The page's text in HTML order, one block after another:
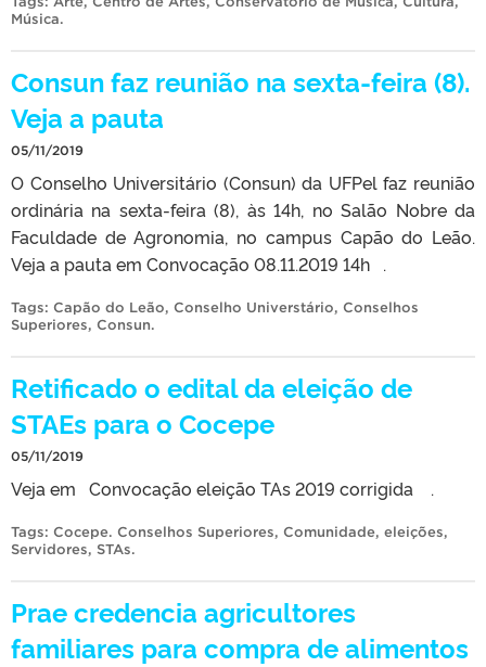
Música.
Consun faz reunião na sexta-feira (8).
Veja a pauta
05/11/2019
O Conselho Universitário (Consun) da UFPel faz reunião
ordinária na sexta-feira (8), às 14h, no Salão Nobre da
Faculdade de Agronomia, no campus Capão do Leão.
Veja a pauta em Convocação 08.11.2019 14h .
Tags: Capão do Leão, Conselho Universtário, Conselhos
Superiores, Consun.
Retificado o edital da eleição de
STAEs para o Cocepe
05/11/2019
Veja em Convocação eleição TAs 2019 corrigida .
Tags: Cocepe. Conselhos Superiores, Comunidade, eleições,
Servidores, STAs.
Prae credencia agricultores
familiares para compra de alimentos